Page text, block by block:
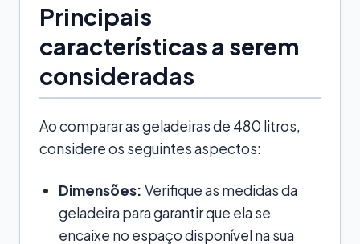
Principais
características a serem
consideradas
Ao comparar as geladeiras de 480 litros,
considere os seguintes aspectos:
Dimensões: Verifique as medidas da
geladeira para garantir que ela se
encaixe no espaço disponível na sua